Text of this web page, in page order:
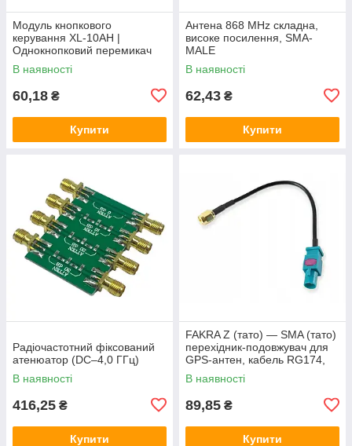
Модуль кнопкового
керування XL-10AH |
Однокнопковий перемикач
10A | Модуль з фіксацією |
Широкий діапазон
В наявності
60,18 ₴
Купити
Антена 868 MHz складна,
високе посилення, SMA-
MALE
В наявності
62,43 ₴
Купити
Радіочастотний фіксований
атенюатор (DC–4,0 ГГц)
В наявності
416,25 ₴
Купити
FAKRA Z (тато) — SMA (тато)
перехідник-подовжувач для
GPS-антен, кабель RG174,
15 см
В наявності
89,85 ₴
Купити